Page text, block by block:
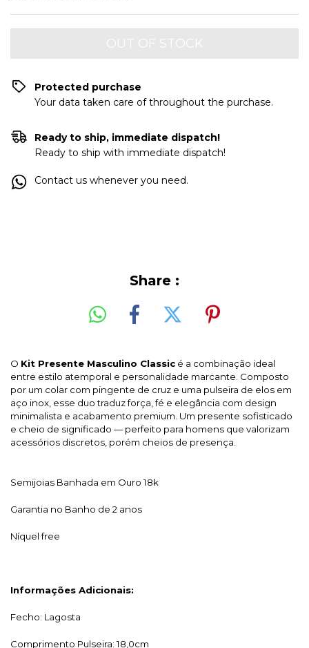
Protected purchase
Your data taken care of throughout the purchase.
Ready to ship, immediate dispatch!
Ready to ship with immediate dispatch!
Contact us whenever you need.
Share :
O Kit Presente Masculino Classic é a combinação ideal
entre estilo atemporal e personalidade marcante. Composto
por um colar com pingente de cruz e uma pulseira de elos em
aço inox, esse duo traduz força, fé e elegância com design
minimalista e acabamento premium. Um presente sofisticado
e cheio de significado — perfeito para homens que valorizam
acessórios discretos, porém cheios de presença.
Semijoias Banhada em Ouro 18k
Garantia no Banho de 2 anos
Níquel free
Informações Adicionais:
Fecho: Lagosta
Comprimento Pulseira: 18,0cm